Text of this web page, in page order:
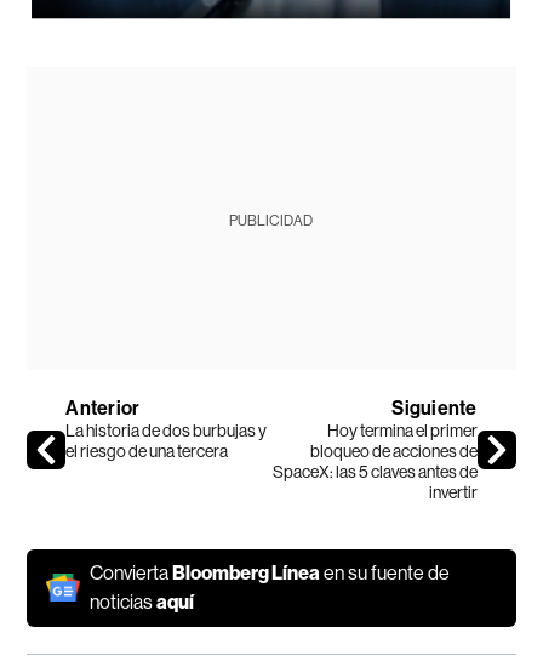
PUBLICIDAD
Anterior
La historia de dos burbujas y
el riesgo de una tercera
Siguiente
Hoy termina el primer
bloqueo de acciones de
SpaceX: las 5 claves antes de
invertir
ConviertaBloomberg Línea en su fuente de
noticiasaquí